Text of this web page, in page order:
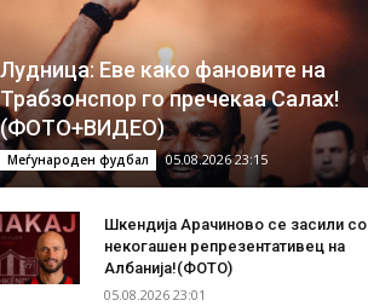
Лудница: Еве како фановите на
Трабзонспор го пречекаа Салах!
(ФОТО+ВИДЕО)
Меѓународен фудбал 05.08.2026 23:15
Шкендија Арачиново се засили со
некогашен репрезентативец на
Албанија!(ФОТО)
05.08.2026 23:01